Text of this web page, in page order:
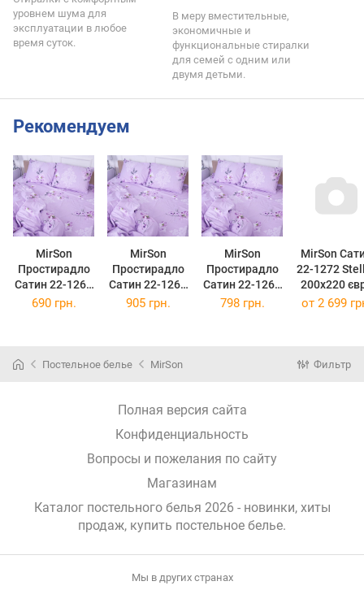
уровнем шума для
эксплуатации в любое
время суток.
В меру вместительные,
экономичные и
функциональные стиралки
для семей с одним или
двумя детьми.
Рекомендуем
MirSon
Простирадло
Сатин 22-1269
Luminous
MirSon
Простирадло
Сатин 22-1269
Luminous
MirSon
Простирадло
Сатин 22-1269
Luminous
MirSon
22-1272
200х220
Постільна
690 грн. 905 грн. 798 грн. от 2 699
Постельное белье MirSon Фильтр
Полная версия сайта
Конфиденциальность
Вопросы и пожелания по сайту
Магазинам
Каталог постельного белья 2026 - новинки, хиты
продаж, купить постельное белье.
Мы в других странах